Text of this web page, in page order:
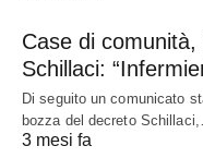
Case di
Schillaci:
Di seguito un comunicato
bozza del decreto
3 mesi fa